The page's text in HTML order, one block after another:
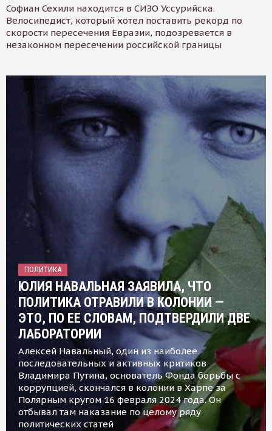
Софиан Сехили находится в СИЗО Уссурийска.
Велосипедист, который хотел поставить рекорд по
скорости пересечения Евразии, подозревается в
незаконном пересечении российской границы
ПОЛИТИКА
ЮЛИЯ НАВАЛЬНАЯ ЗАЯВИЛА, ЧТО
ПОЛИТИКА ОТРАВИЛИ В КОЛОНИИ —
ЭТО, ПО ЕЕ СЛОВАМ, ПОДТВЕРДИЛИ ДВЕ
ЛАБОРАТОРИИ
Алексей Навальный, один из наиболее
последовательных и активных критиков
Владимира Путина, основатель Фонда борьбы с
коррупцией, скончался в колонии в Харпе за
Полярным кругом 16 февраля 2024 года. Он
отбывал там наказание по целому ряду
политических статей